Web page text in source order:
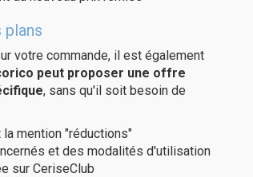
votre commande, il est également
peut proposer une offre
, sans qu'il soit besoin de
mention "réductions"
et des modalités d'utilisation
sur CeriseClub